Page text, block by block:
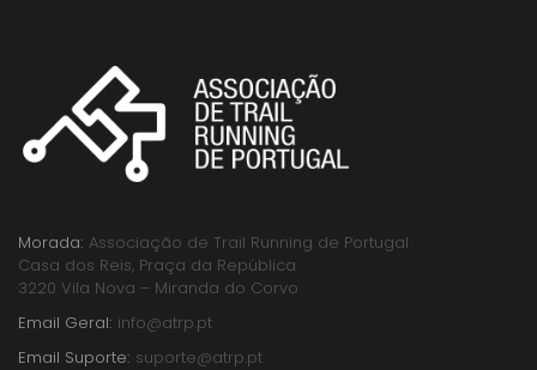
Morada: Associação de Trail Running de Portugal
Casa dos Reis, Praça da República
3220 Vila Nova – Miranda do Corvo
Email Geral: info@atrp.pt
Email Suporte: suporte@atrp.pt